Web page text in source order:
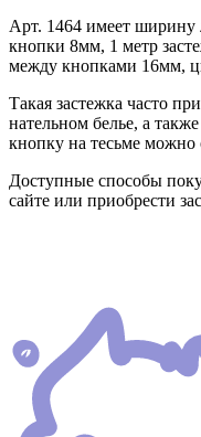
Арт. 1464 имеет ширину
кнопки 8мм, 1 метр
между кнопками 16мм,
Такая застежка часто
нательном белье, а
кнопку на тесьме можно
Доступные способы
сайте или приобрести